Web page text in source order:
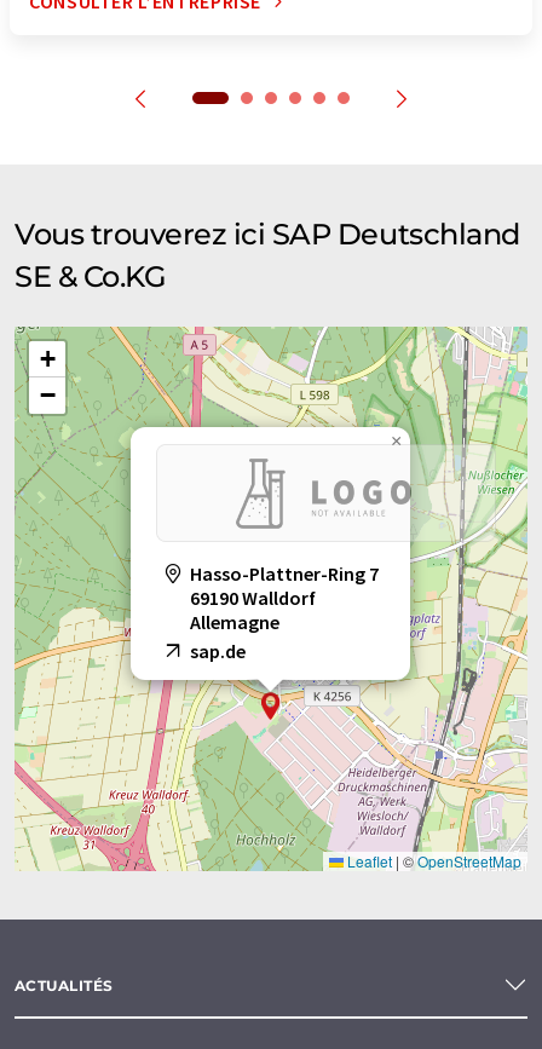
Vous trouverez ici SAP Deutschland
SE & Co.KG
Hasso-Plattner-Ring 7
69190 Walldorf
Allemagne
sap.de
×
+
−
Leaflet | ©OpenStreetMap
ACTUALITÉS